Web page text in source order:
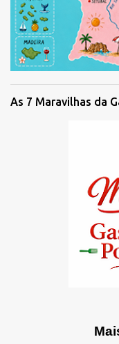
As 7 Maravilhas da